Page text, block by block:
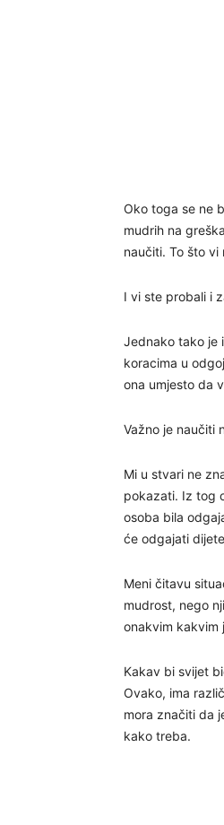
Oko toga se ne
mudrih na
naučiti. To što
I vi ste probali i
Jednako tako je
koracima u
ona umjesto da
Važno je naučiti
Mi u stvari ne
pokazati. Iz tog
osoba bila
će odgajati
Meni čitavu
mudrost, nego
onakvim kakvim
Kakav bi svijet
Ovako, ima
mora značiti da
kako treba.